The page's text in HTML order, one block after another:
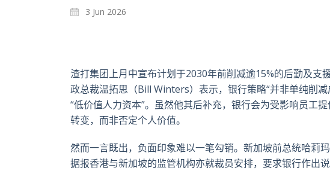
3 Jun 2026
渣打集团上月中宣布计划于2030年前削减逾15%的后勤及
政总裁温拓思（Bill Winters）表示，银行策略“并非单纯削
“低价值人力资本”。虽然他其后补充，银行会为受影响员工
转变，而非否定个人价值。
然而一言既出，负面印象难以一笔勾销。新加坡前总统哈莉
据报香港与新加坡的监管机构亦就裁员安排，要求银行作出